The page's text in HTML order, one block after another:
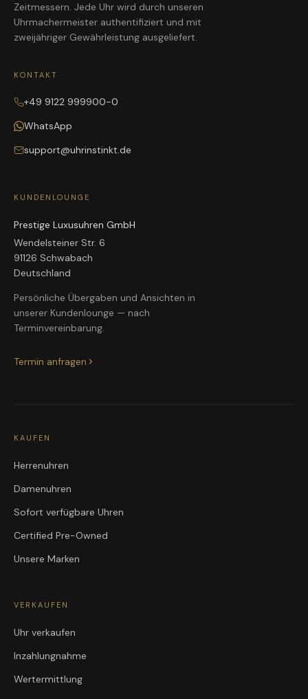
Zeitmessern. Jede Uhr wird durch unseren
Uhrmachermeister authentifiziert und mit
zweijähriger Gewährleistung ausgeliefert.
KONTAKT
+49 9122 999900-0
WhatsApp
support@uhrinstinkt.de
KUNDENLOUNGE
Prestige Luxusuhren GmbH
Wendelsteiner Str. 6
91126 Schwabach
Deutschland
Persönliche Übergaben und Ansichten in
unserer Kundenlounge — nach
Terminvereinbarung.
Termin anfragen
KAUFEN
Herrenuhren
Damenuhren
Sofort verfügbare Uhren
Certified Pre-Owned
Unsere Marken
VERKAUFEN
Uhr verkaufen
Inzahlungnahme
Wertermittlung